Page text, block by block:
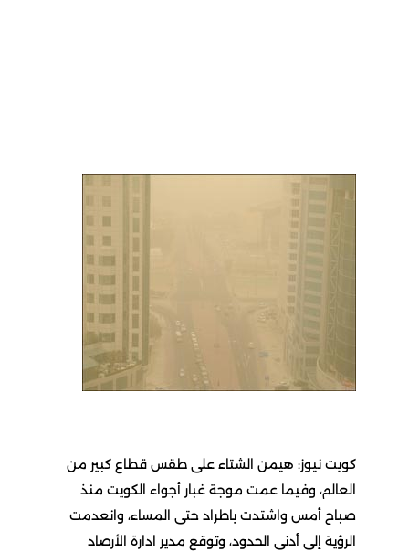
كويت نيوز: هيمن الشتاء على طقس قطاع كبير من
العالم، وفيما عمت موجة غبار أجواء الكويت منذ
صباح أمس واشتدت باطراد حتى المساء، وانعدمت
الرؤية إلى أدنى الحدود، وتوقع مدير ادارة الأرصاد